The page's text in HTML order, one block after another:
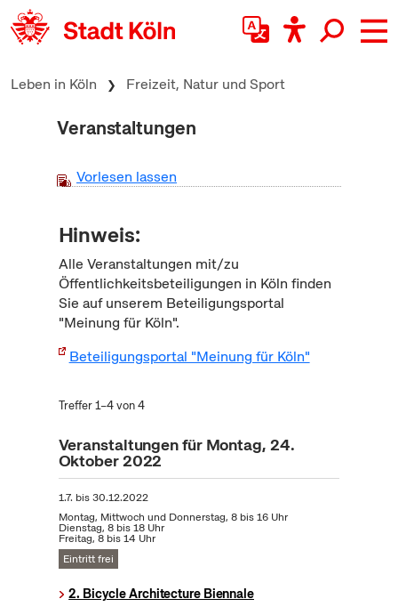
zum Inhalt springen
Leben in Köln Freizeit, Natur und Sport
Veranstaltungen
Vorlesen lassen
Hinweis:
Alle Veranstaltungen mit/zu
Öffentlichkeitsbeteiligungen in Köln finden
Sie auf unserem Beteiligungsportal
"Meinung für Köln".
Beteiligungsportal "Meinung für Köln"
Treffer 1–4 von 4
Veranstaltungen für Montag, 24.
Oktober 2022
1.7. bis30.12.2022
Montag, Mittwoch und Donnerstag, 8 bis 16 Uhr
Dienstag, 8 bis 18 Uhr
Freitag, 8 bis 14 Uhr
Eintritt frei
2. Bicycle Architecture Biennale